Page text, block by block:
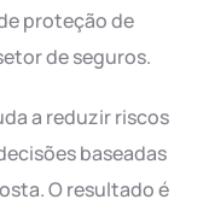
proteção de
de seguros.
a reduzir riscos
baseadas
O resultado é